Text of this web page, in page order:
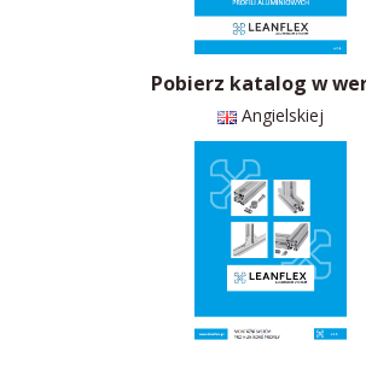
Pobierz katalog w
Angielskiej